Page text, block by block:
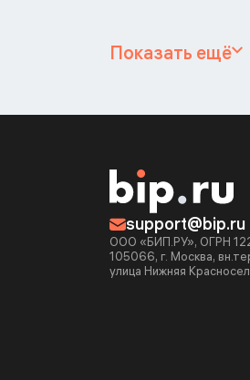
Показать ещё
support@bip.ru
ООО «БИП.РУ», ОГРН
105066, г. Москва,
улица Нижняя